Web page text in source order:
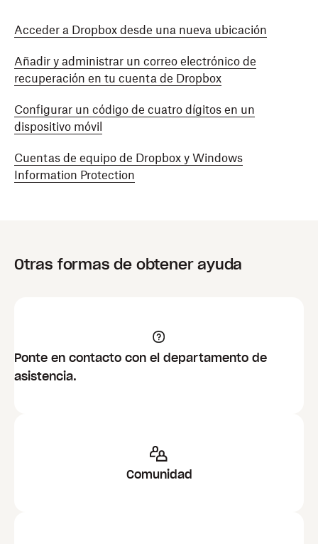
haber entrado en modo de suspensión o tener
bloqueo.
Acceder a Dropbox desde una nueva ubicación
Añadir y administrar un correo electrónico de
recuperación en tu cuenta de Dropbox
Configurar un código de cuatro dígitos en un
dispositivo móvil
Cuentas de equipo de Dropbox y Windows
Information Protection
Otras formas de obtener ayuda
Ponte en contacto con el departamento de
asistencia.
Comunidad